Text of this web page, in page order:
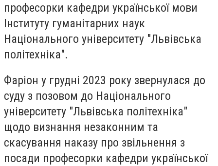
професорки кафедри української мови
Інституту гуманітарних наук
Національного університету "Львівська
політехніка".
Фаріон у грудні 2023 року звернулася до
суду з позовом до Національного
університету "Львівська політехніка"
щодо визнання незаконним та
скасування наказу про звільнення з
посади професорки кафедри української